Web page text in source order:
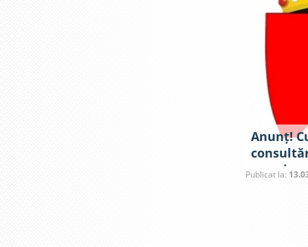
Anunț!
Publicat la: